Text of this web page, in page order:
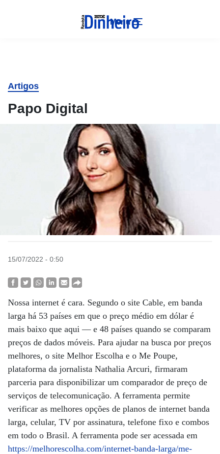
Menu
Artigos
Papo Digital
15/07/2022 - 0:50
Nossa internet é cara. Segundo o site Cable, em banda
larga há 53 países em que o preço médio em dólar é
mais baixo que aqui — e 48 países quando se comparam
preços de dados móveis. Para ajudar na busca por preços
melhores, o site Melhor Escolha e o Me Poupe,
plataforma da jornalista Nathalia Arcuri, firmaram
parceria para disponibilizar um comparador de preço de
serviços de telecomunicação. A ferramenta permite
verificar as melhores opções de planos de internet banda
larga, celular, TV por assinatura, telefone fixo e combos
em todo o Brasil. A ferramenta pode ser acessada em
https://melhorescolha.com/internet-banda-larga/me-